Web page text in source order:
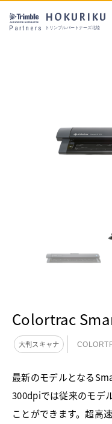
Partners
HOKURIKU
トリンブルパートナーズ北陸
Colortrac
大判スキャナ
最新のモデルとなる
300dpiでは従来のモデ
ことができます。超高